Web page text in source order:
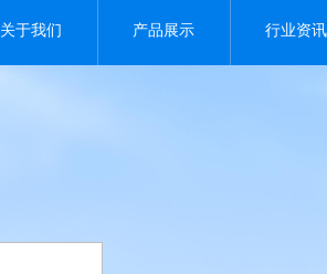
关于我们 产品展示 行业资讯